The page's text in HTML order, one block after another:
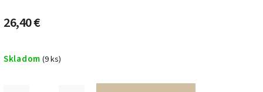
26,40 €
Skladom (9 ks)